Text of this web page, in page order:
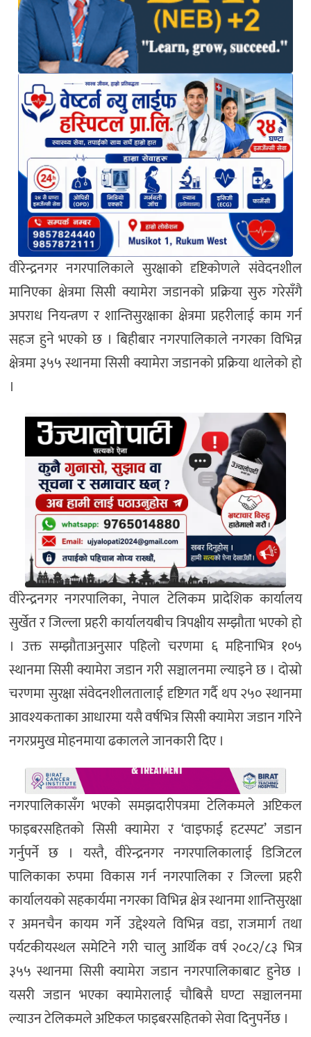
वीरेन्द्रनगर नगरपालिकाले सुरक्षाको दृष्टिकोणले संवेदनशील
मानिएका क्षेत्रमा सिसी क्यामेरा जडानको प्रक्रिया सुरु गरेसँगै
अपराध नियन्त्रण र शान्तिसुरक्षाका क्षेत्रमा प्रहरीलाई काम गर्न
सहज हुने भएको छ । बिहीबार नगरपालिकाले नगरका विभिन्न
क्षेत्रमा ३५५ स्थानमा सिसी क्यामेरा जडानको प्रक्रिया थालेको हो
।
वीरेन्द्रनगर नगरपालिका, नेपाल टेलिकम प्रादेशिक कार्यालय
सुर्खेत र जिल्ला प्रहरी कार्यालयबीच त्रिपक्षीय सम्झौता भएको हो
। उक्त सम्झौताअनुसार पहिलो चरणमा ६ महिनाभित्र १०५
स्थानमा सिसी क्यामेरा जडान गरी सञ्चालनमा ल्याइने छ । दोस्रो
चरणमा सुरक्षा संवेदनशीलतालाई दृष्टिगत गर्दै थप २५० स्थानमा
आवश्यकताका आधारमा यसै वर्षभित्र सिसी क्यामेरा जडान गरिने
नगरप्रमुख मोहनमाया ढकालले जानकारी दिए ।
नगरपालिकासँग भएको समझदारीपत्रमा टेलिकमले अप्टिकल
फाइबरसहितको सिसी क्यामेरा र ‘वाइफाई हटस्पट’ जडान
गर्नुपर्ने छ । यस्तै, वीरेन्द्रनगर नगरपालिकालाई डिजिटल
पालिकाका रुपमा विकास गर्न नगरपालिका र जिल्ला प्रहरी
कार्यालयको सहकार्यमा नगरका विभिन्न क्षेत्र स्थानमा शान्तिसुरक्षा
र अमनचैन कायम गर्ने उद्देश्यले विभिन्न वडा, राजमार्ग तथा
पर्यटकीयस्थल समेटिने गरी चालु आर्थिक वर्ष २०८२/८३ भित्र
३५५ स्थानमा सिसी क्यामेरा जडान नगरपालिकाबाट हुनेछ ।
यसरी जडान भएका क्यामेरालाई चौबिसै घण्टा सञ्चालनमा
ल्याउन टेलिकमले अप्टिकल फाइबरसहितको सेवा दिनुपर्नेछ ।